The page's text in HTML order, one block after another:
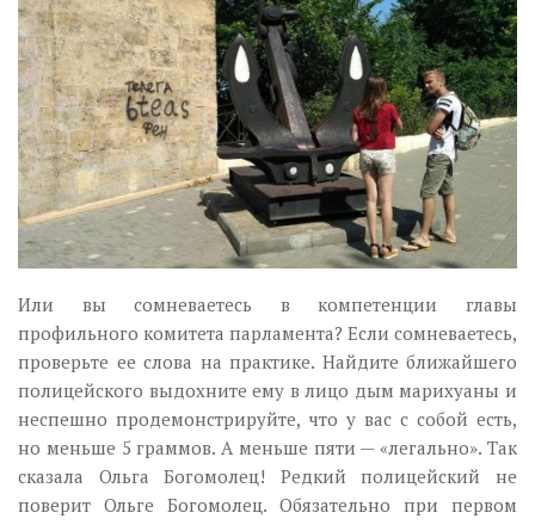
Или вы сомневаетесь в компетенции главы
профильного комитета парламента? Если сомневаетесь,
проверьте ее слова на практике. Найдите ближайшего
полицейского выдохните ему в лицо дым марихуаны и
неспешно продемонстрируйте, что у вас с собой есть,
но меньше 5 граммов. А меньше пяти — «легально». Так
сказала Ольга Богомолец! Редкий полицейский не
поверит Ольге Богомолец. Обязательно при первом